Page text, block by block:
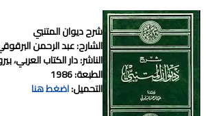
شرح ديوان المتنبي
الشارح: عبد الرحمن
الناشر: دار الكتاب العربي،
الطبعة: 1986
التحميل:اضغط هنا